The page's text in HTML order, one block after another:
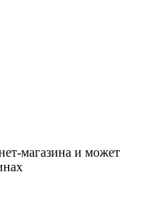
магазина и может